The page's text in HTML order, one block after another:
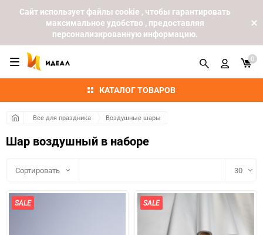
Cайт использует файлы cookie , чтобы гарантировать
максимальное удобство , предоставляя
персонализированную информацию.
КАТАЛОГ ТОВАРОВ
0
Все для праздника Воздушные шары
Шар воздушный в наборе
Сортировать 30
SALE SALE